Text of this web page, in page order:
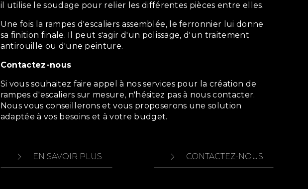
il utilise le soudage pour relier les différentes pièces entre elles.
Une fois la rampes d'escaliers assemblée, le ferronnier lui donne
sa finition finale. Il peut s'agir d'un polissage, d'un traitement
antirouille ou d'une peinture.
Contactez-nous
Si vous souhaitez faire appel à nos services pour la création de
rampes d'escaliers sur mesure, n'hésitez pas à nous contacter.
Nous vous conseillerons et vous proposerons une solution
adaptée à vos besoins et à votre budget.
EN SAVOIR PLUS CONTACTEZ-NOUS